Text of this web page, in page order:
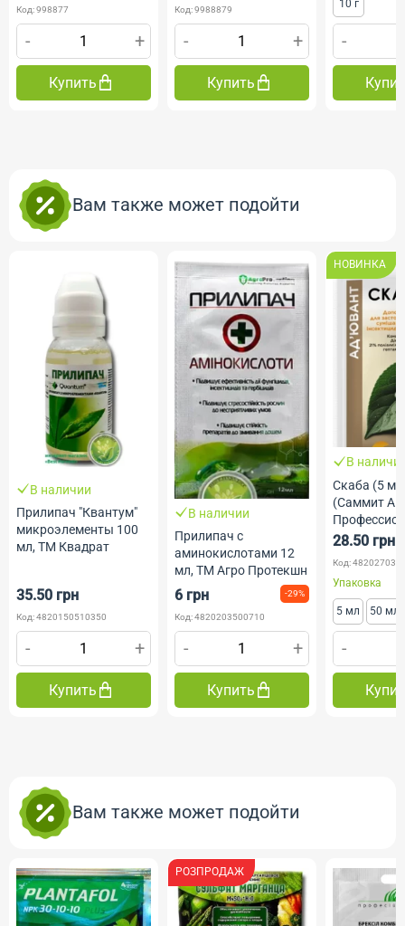
Код: 998877
- +
Купить
Код: 9988879
- +
Купить
10 г
-
Вам также может подойти
В наличии
Прилипач "Квантум"
микроэлементы 100
мл, ТМ Квадрат
35.50 грн
Код: 4820150510350
- +
Купить
В наличии
Прилипач с
аминокислотами 12
мл, ТМ Агро Протекшн
6 грн -29%
Код: 4820203500710
- +
Купить
НОВИНКА
В
Скаба (5
(Саммит
Семена
28.50 грн
Код:
Упаковка
5 мл 50 мл
-
Вам также может подойти
РОЗПРОДАЖ